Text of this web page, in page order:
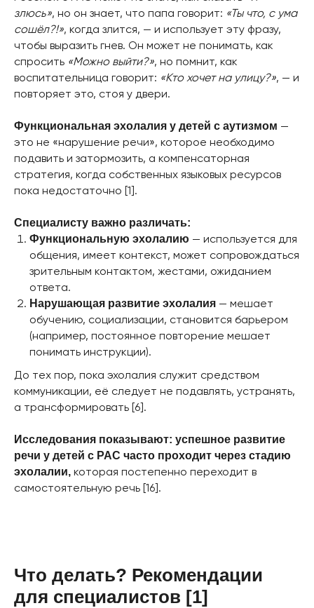
злюсь», но он знает, что папа говорит: «Ты что, с ума
сошёл?!», когда злится, — и использует эту фразу,
чтобы выразить гнев. Он может не понимать, как
спросить «Можно выйти?», но помнит, как
воспитательница говорит: «Кто хочет на улицу?», — и
повторяет это, стоя у двери.
Функциональная эхолалия у детей с аутизмом —
это не «нарушение речи», которое необходимо
подавить и затормозить, а компенсаторная
стратегия, когда собственных языковых ресурсов
пока недостаточно [1].
Специалисту важно различать:
Функциональную эхолалию — используется для
общения, имеет контекст, может сопровождаться
зрительным контактом, жестами, ожиданием
ответа.
Нарушающая развитие эхолалия — мешает
обучению, социализации, становится барьером
(например, постоянное повторение мешает
понимать инструкции).
До тех пор, пока эхолалия служит средством
коммуникации, её следует не подавлять, устранять,
а трансформировать [6].
Исследования показывают: успешное развитие
речи у детей с РАС часто проходит через стадию
эхолалии, которая постепенно переходит в
самостоятельную речь [16].
Что делать? Рекомендации
для специалистов [1]